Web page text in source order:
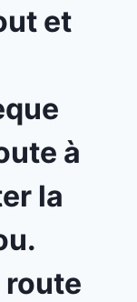
et
à
la
route